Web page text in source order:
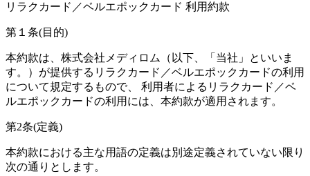
リラクカード／ベルエポックカード 利用約款
第１条(目的)
本約款は、株式会社メディロム（以下、「当社」といいま
す。）が提供するリラクカード／ベルエポックカードの利用
について規定するもので、 利用者によるリラクカード／ベ
ルエポックカードの利用には、本約款が適用されます。
第2条(定義)
本約款における主な用語の定義は別途定義されていない限り
次の通りとします。